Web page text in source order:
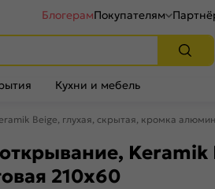
БлогерамПокупателям
Кухни и мебель
Beige, глухая, скрытая, кромка
Keramik
210x60